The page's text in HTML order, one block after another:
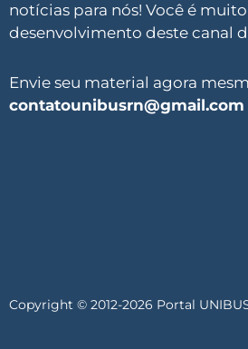
notícias para nós! Você é
desenvolvimento deste canal
Envie seu material agora
contatounibusrn@gmail.com
Copyright © 2012-2026 Portal